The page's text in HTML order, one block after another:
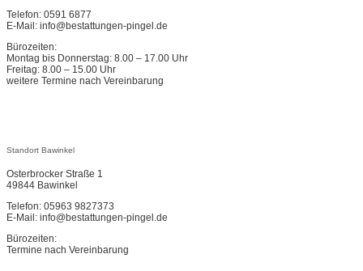
Telefon: 0591 6877
E-Mail: info@bestattungen-pingel.de
Bürozeiten:
Montag bis Donnerstag: 8.00 – 17.00 Uhr
Freitag: 8.00 – 15.00 Uhr
weitere Termine nach Vereinbarung
Standort Bawinkel
Osterbrocker Straße 1
49844 Bawinkel
Telefon: 05963 9827373
E-Mail: info@bestattungen-pingel.de
Bürozeiten:
Termine nach Vereinbarung